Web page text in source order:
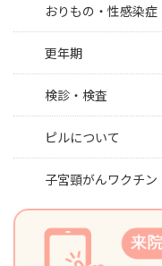
おりもの・性感染症
更年期
検診・検査
ピルについて
子宮頸がんワクチン